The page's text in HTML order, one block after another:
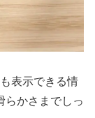
表示できる情
らかさまでしっ